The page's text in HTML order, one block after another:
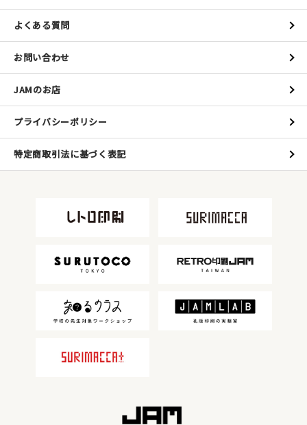
よくある質問
お問い合わせ
JAMのお店
プライバシーポリシー
特定商取引法に基づく表記